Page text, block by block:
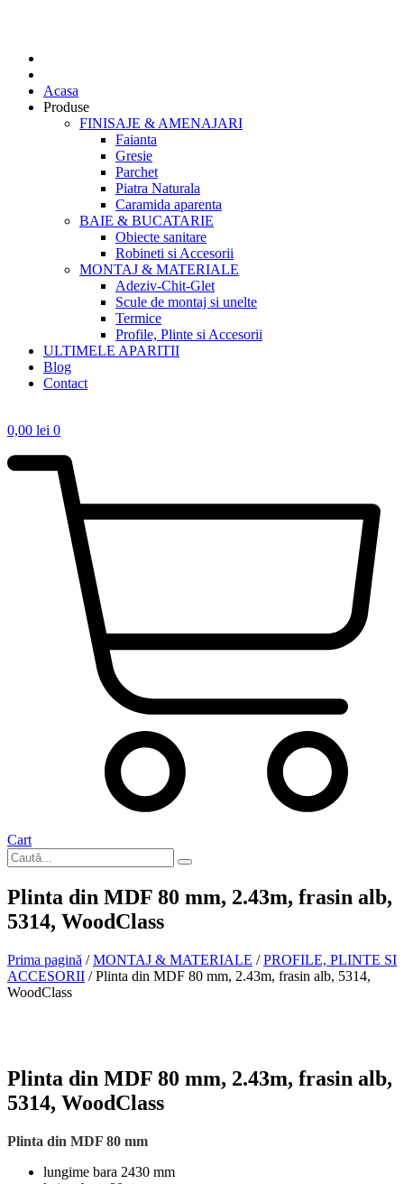
Acasa
Produse
FINISAJE & AMENAJARI
Faianta
Gresie
Parchet
Piatra Naturala
Caramida aparenta
BAIE & BUCATARIE
Obiecte sanitare
Robineti si Accesorii
MONTAJ & MATERIALE
Adeziv-Chit-Glet
Scule de montaj si unelte
Termice
Profile, Plinte si Accesorii
ULTIMELE APARITII
Blog
Contact
0,00 lei 0
Cart
Plinta din MDF 80 mm, 2.43m, frasin alb,
5314, WoodClass
Prima pagină /MONTAJ & MATERIALE /PROFILE, PLINTE SI
ACCESORII / Plinta din MDF 80 mm, 2.43m, frasin alb, 5314,
WoodClass
Plinta din MDF 80 mm, 2.43m, frasin alb,
5314, WoodClass
Plinta din MDF 80 mm
lungime bara 2430 mm